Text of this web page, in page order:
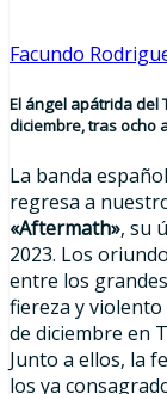
Facundo
El ángel apátrida del
diciembre, tras ocho
La banda
regresa a
«Aftermath», su
2023. Los
entre los
fiereza y violento
de diciembre en
Junto a ellos, la
los ya